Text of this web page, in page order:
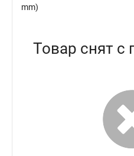
mm)
Товар снят с